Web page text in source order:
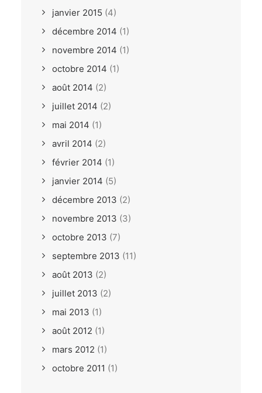
janvier 2015 (4)
décembre 2014 (1)
novembre 2014 (1)
octobre 2014 (1)
août 2014 (2)
juillet 2014 (2)
mai 2014 (1)
avril 2014 (2)
février 2014 (1)
janvier 2014 (5)
décembre 2013 (2)
novembre 2013 (3)
octobre 2013 (7)
septembre 2013 (11)
août 2013 (2)
juillet 2013 (2)
mai 2013 (1)
août 2012 (1)
mars 2012 (1)
octobre 2011 (1)